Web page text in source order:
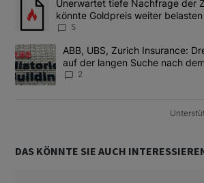
Ein Trendartikel mit dem Titel
Unerwartet tiefe Nachfrage der
könnte Goldpreis weiter belasten
5
Ein Trendartikel mit dem Titel "ABB,
ABB, UBS, Zurich Insurance:
auf der langen Suche nach
2
DAS KÖNNTE SIE AUCH